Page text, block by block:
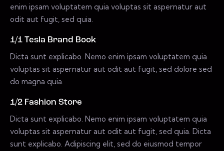
enim ipsam voluptatem quia voluptas sit aspernatur aut
odit aut fugit, sed quia.
1/1 Tesla Brand Book
Dicta sunt explicabo. Nemo enim ipsam voluptatem quia
voluptas sit aspernatur aut odit aut fugit, sed dolore sed
do magna quia.
1/2 Fashion Store
Dicta sunt explicabo. Nemo enim ipsam voluptatem quia
voluptas sit aspernatur aut odit aut fugit, sed quia. Dicta
sunt explicabo. Adipiscing elit, sed do eiusmod tempor